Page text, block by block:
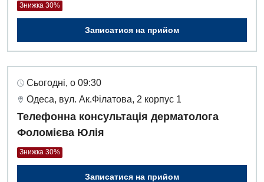
Знижка 30%
Записатися на прийом
Сьогодні, о 09:30
Одеса, вул. Ак.Філатова, 2 корпус 1
Телефонна консультація дерматолога
Фоломієва Юлія
Знижка 30%
Записатися на прийом